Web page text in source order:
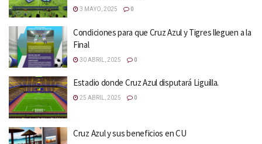
3 MAYO, 2025 0
Condiciones para que Cruz Azul y Tigres lleguen a la
Final
30 ABRIL, 2025 0
Estadio donde Cruz Azul disputará Liguilla.
25 ABRIL, 2025 0
Cruz Azul y sus beneficios en CU